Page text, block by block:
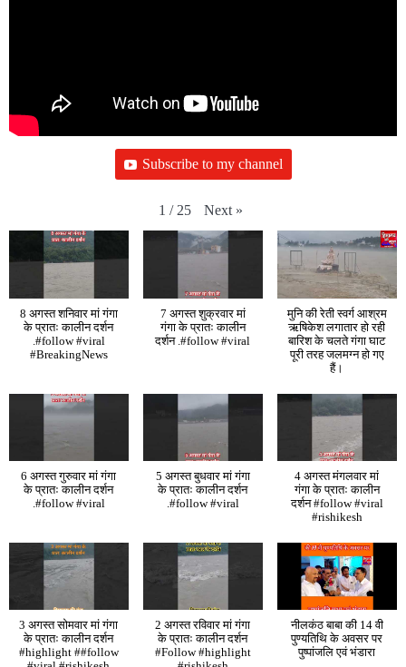
Subscribe to my channel
1 / 25 Next »
8 अगस्त शनिवार मां गंगा
के प्रातः कालीन दर्शन
.#follow #viral
#BreakingNews
7 अगस्त शुक्रवार मां
गंगा के प्रातः कालीन
दर्शन .#follow #viral
मुनि की रेती स्वर्ग आश्रम
ऋषिकेश लगातार हो रही
बारिश के चलते गंगा घाट
पूरी तरह जलमग्न हो गए
हैं।
6 अगस्त गुरुवार मां गंगा
के प्रातः कालीन दर्शन
.#follow #viral
5 अगस्त बुधवार मां गंगा
के प्रातः कालीन दर्शन
.#follow #viral
4 अगस्त मंगलवार मां
गंगा के प्रातः कालीन
दर्शन #follow #viral
#rishikesh
3 अगस्त सोमवार मां गंगा
के प्रातः कालीन दर्शन
#highlight ##follow
2 अगस्त रविवार मां गंगा
के प्रातः कालीन दर्शन
#Follow #highlight
नीलकंठ बाबा की 14 वी
पुण्यतिथि के अवसर पर
पुष्पांजलि एवं भंडारा